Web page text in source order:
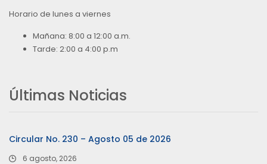
Horario de lunes a viernes
Mañana: 8:00 a 12:00 a.m.
Tarde: 2:00 a 4:00 p.m
Últimas Noticias
Circular No. 230 – Agosto 05 de 2026
6 agosto, 2026